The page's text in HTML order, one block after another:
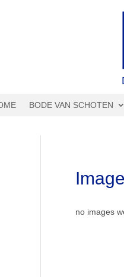
BODE VAN SCHOTEN
no images